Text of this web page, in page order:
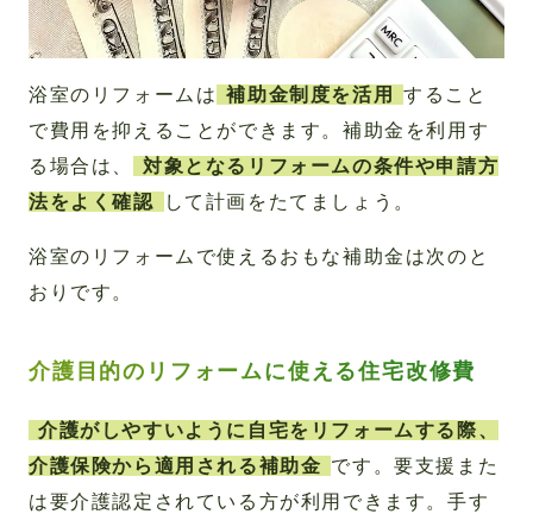
浴室のリフォームは 補助金制度を活用
すること
で費用を抑えることができます。補助金を利用す
る場合は、
対象となるリフォームの条件や申請方
法をよく確認
して計画をたてましょう。
浴室のリフォームで使えるおもな補助金は次のと
おりです。
介護目的のリフォームに使える住宅改修費
介護がしやすいように自宅をリフォームする際、
介護保険から適用される補助金 です。要支援また
は要介護認定されている方が利用できます。手す